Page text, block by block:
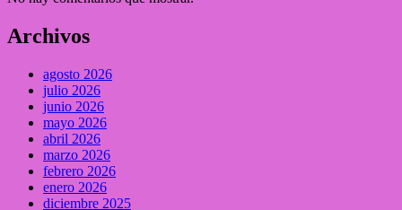
Archivos
agosto 2026
julio 2026
junio 2026
mayo 2026
abril 2026
marzo 2026
febrero 2026
enero 2026
diciembre 2025